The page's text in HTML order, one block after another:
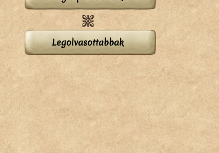
Legolvasottabbak